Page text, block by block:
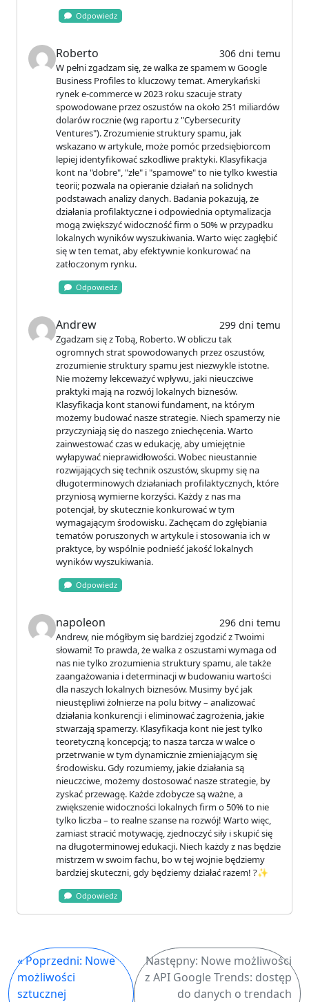
Odpowiedz
Roberto 306 dni temu
W pełni zgadzam się, że walka ze spamem w Google
Business Profiles to kluczowy temat. Amerykański
rynek e-commerce w 2023 roku szacuje straty
spowodowane przez oszustów na około 251 miliardów
dolarów rocznie (wg raportu z "Cybersecurity
Ventures"). Zrozumienie struktury spamu, jak
wskazano w artykule, może pomóc przedsiębiorcom
lepiej identyfikować szkodliwe praktyki. Klasyfikacja
kont na "dobre", "złe" i "spamowe" to nie tylko kwestia
teorii; pozwala na opieranie działań na solidnych
podstawach analizy danych. Badania pokazują, że
działania profilaktyczne i odpowiednia optymalizacja
mogą zwiększyć widoczność firm o 50% w przypadku
lokalnych wyników wyszukiwania. Warto więc zagłębić
się w ten temat, aby efektywnie konkurować na
zatłoczonym rynku.
Odpowiedz
Andrew 299 dni temu
Zgadzam się z Tobą, Roberto. W obliczu tak
ogromnych strat spowodowanych przez oszustów,
zrozumienie struktury spamu jest niezwykle istotne.
Nie możemy lekceważyć wpływu, jaki nieuczciwe
praktyki mają na rozwój lokalnych biznesów.
Klasyfikacja kont stanowi fundament, na którym
możemy budować nasze strategie. Niech spamerzy nie
przyczyniają się do naszego zniechęcenia. Warto
zainwestować czas w edukację, aby umiejętnie
wyłapywać nieprawidłowości. Wobec nieustannie
rozwijających się technik oszustów, skupmy się na
długoterminowych działaniach profilaktycznych, które
przyniosą wymierne korzyści. Każdy z nas ma
potencjał, by skutecznie konkurować w tym
wymagającym środowisku. Zachęcam do zgłębiania
tematów poruszonych w artykule i stosowania ich w
praktyce, by wspólnie podnieść jakość lokalnych
wyników wyszukiwania.
Odpowiedz
napoleon 296 dni temu
Andrew, nie mógłbym się bardziej zgodzić z Twoimi
słowami! To prawda, że walka z oszustami wymaga od
nas nie tylko zrozumienia struktury spamu, ale także
zaangażowania i determinacji w budowaniu wartości
dla naszych lokalnych biznesów. Musimy być jak
nieustępliwi żołnierze na polu bitwy – analizować
działania konkurencji i eliminować zagrożenia, jakie
stwarzają spamerzy. Klasyfikacja kont nie jest tylko
teoretyczną koncepcją; to nasza tarcza w walce o
przetrwanie w tym dynamicznie zmieniającym się
środowisku. Gdy rozumiemy, jakie działania są
nieuczciwe, możemy dostosować nasze strategie, by
zyskać przewagę. Każde zdobycze są ważne, a
zwiększenie widoczności lokalnych firm o 50% to nie
tylko liczba – to realne szanse na rozwój! Warto więc,
zamiast stracić motywację, zjednoczyć siły i skupić się
na długoterminowej edukacji. Niech każdy z nas będzie
mistrzem w swoim fachu, bo w tej wojnie będziemy
bardziej skuteczni, gdy będziemy działać razem! ?✨
Odpowiedz
« Poprzedni: Nowe
możliwości
sztucznej
Następny: Nowe możliwości
z API Google Trends: dostęp
do danych o trendach